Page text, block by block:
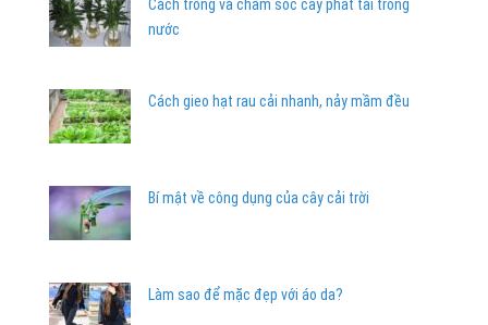
Cách trồng và chăm sóc cây phát tài trong
nước
Cách gieo hạt rau cải nhanh, nảy mầm đều
Bí mật về công dụng của cây cải trời
Làm sao để mặc đẹp với áo da?